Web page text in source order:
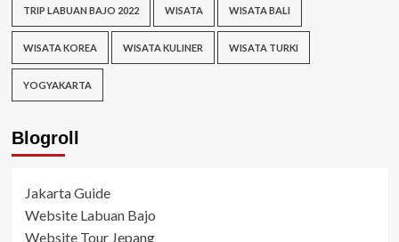
TRIP LABUAN BAJO 2022 WISATA WISATA BALI
WISATA KOREA WISATA KULINER WISATA TURKI
YOGYAKARTA
Blogroll
Jakarta Guide
Website Labuan Bajo
Website Tour Jepang